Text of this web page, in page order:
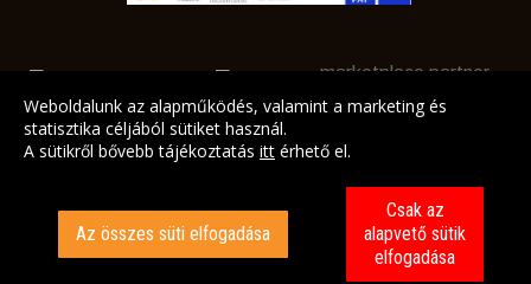
marketplace partner
Weboldalunk az alapműködés, valamint a marketing és
statisztika céljából sütiket használ.
A sütikről bővebb tájékoztatás itt érhető el.
Az összes süti elfogadása
Csak az
alapvető sütik
elfogadása